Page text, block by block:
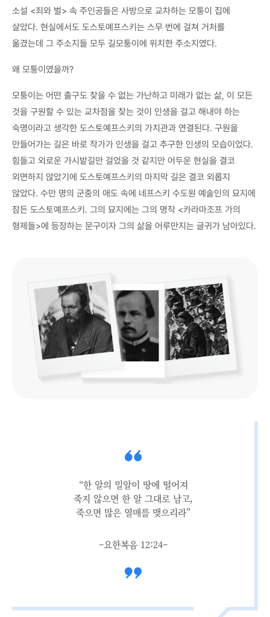
소설 <죄와 벌> 속 주인공들은 사방으로 교차하는 모퉁이 집에
살았다. 현실에서도 도스토예프스키는 스무 번에 걸쳐 거처를
옮겼는데 그 주소지들 모두 길모퉁이에 위치한 주소지였다.
왜 모퉁이였을까?
모퉁이는 어떤 출구도 찾을 수 없는 가난하고 미래가 없는 삶, 이 모든
것을 구원할 수 있는 교차점을 찾는 것이 인생을 걸고 해내야 하는
숙명이라고 생각한 도스토예프스키의 가치관과 연결된다. 구원을
만들어가는 길은 바로 작가가 인생을 걸고 추구한 인생의 모습이었다.
힘들고 외로운 가시밭길만 걸었을 것 같지만 어두운 현실을 결코
외면하지 않았기에 도스토예프스키의 마지막 길은 결코 외롭지
않았다. 수만 명의 군중의 애도 속에 네프스키 수도원 예술인의 묘지에
잠든 도스토예프스키. 그의 묘지에는 그의 명작 <카라마조프 가의
형제들>에 등장하는 문구이자 그의 삶을 어루만지는 글귀가 남아있다.
“한 알의 밀알이 땅에 떨어져
죽지 않으면 한 알 그대로 남고,
죽으면 많은 열매를 맺으리라”
–요한복음 12:24–